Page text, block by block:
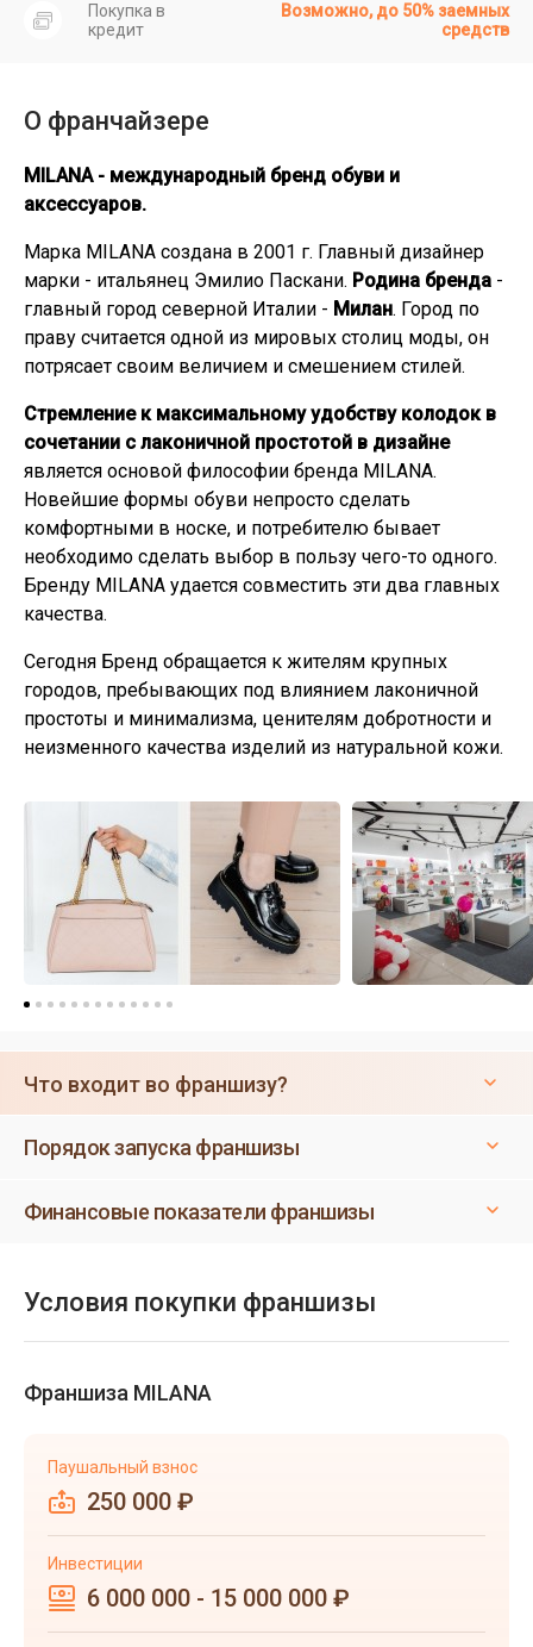
Покупка в
кредит
Возможно, до 50% заемных
средств
О франчайзере
MILANA - международный бренд обуви и
аксессуаров.
Марка MILANA создана в 2001 г. Главный дизайнер
марки - итальянец Эмилио Паскани. Родина бренда -
главный город северной Италии - Милан. Город по
праву считается одной из мировых столиц моды, он
потрясает своим величием и смешением стилей.
Стремление к максимальному удобству колодок в
сочетании с лаконичной простотой в дизайне
является основой философии бренда MILANA.
Новейшие формы обуви непросто сделать
комфортными в носке, и потребителю бывает
необходимо сделать выбор в пользу чего-то одного.
Бренду MILANA удается совместить эти два главных
качества.
Сегодня Бренд обращается к жителям крупных
городов, пребывающих под влиянием лаконичной
простоты и минимализма, ценителям добротности и
неизменного качества изделий из натуральной кожи.
Что входит во франшизу?
Порядок запуска франшизы
Финансовые показатели франшизы
Условия покупки франшизы
Франшиза MILANA
Паушальный взнос
250 000 ₽
Инвестиции
6 000 000 - 15 000 000 ₽